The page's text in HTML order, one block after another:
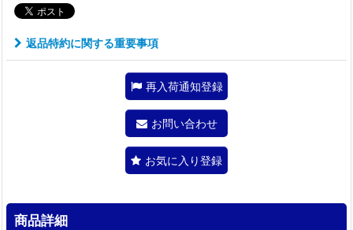
返品特約に関する重要事項
再入荷通知登録
お問い合わせ
お気に入り登録
商品詳細